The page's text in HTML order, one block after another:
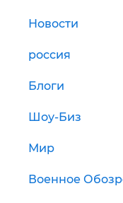
Новости
россия
Блоги
Шоу-Биз
Мир
Военное